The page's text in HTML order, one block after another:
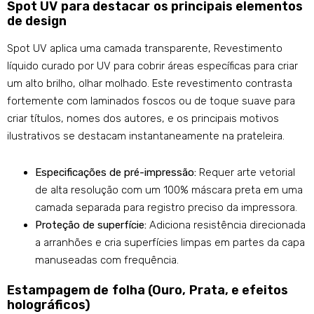
Spot UV para destacar os principais elementos
de design
Spot UV aplica uma camada transparente, Revestimento
líquido curado por UV para cobrir áreas específicas para criar
um alto brilho, olhar molhado. Este revestimento contrasta
fortemente com laminados foscos ou de toque suave para
criar títulos, nomes dos autores, e os principais motivos
ilustrativos se destacam instantaneamente na prateleira.
Especificações de pré-impressão: Requer arte vetorial
de alta resolução com um 100% máscara preta em uma
camada separada para registro preciso da impressora.
Proteção de superfície: Adiciona resistência direcionada
a arranhões e cria superfícies limpas em partes da capa
manuseadas com frequência.
Estampagem de folha (Ouro, Prata, e efeitos
holográficos)